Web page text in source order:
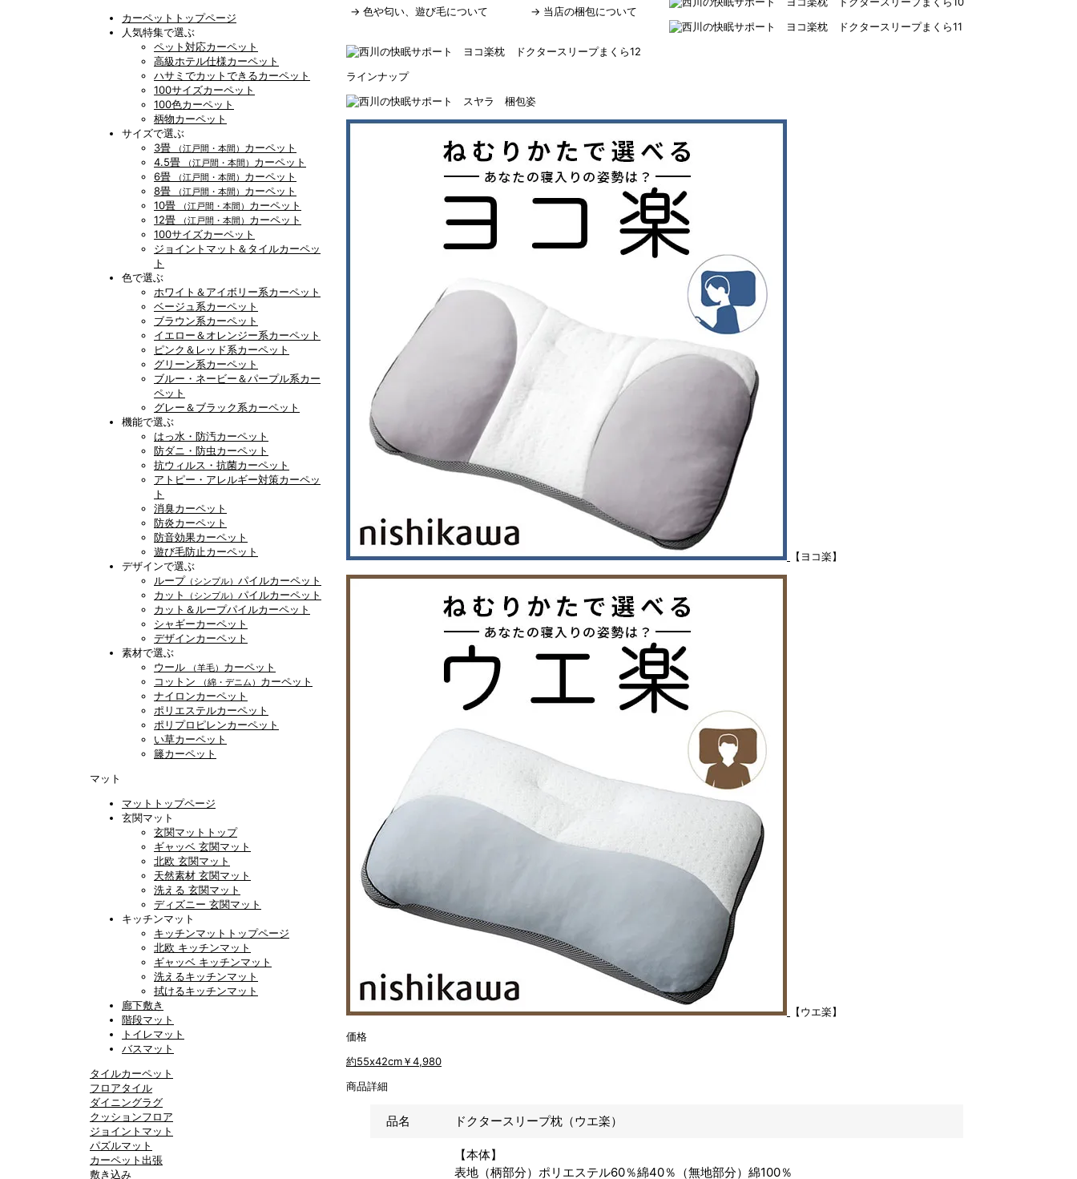
カーペットトップページ
人気特集で選ぶ
ペット対応カーペット
高級ホテル仕様カーペット
ハサミでカットできるカーペット
100サイズカーペット
100色カーペット
柄物カーペット
サイズで選ぶ
3畳
（江戸間・本間） カーペット
4.5畳
（江戸間・本間） カーペット
6畳
（江戸間・本間） カーペット
8畳
（江戸間・本間） カーペット
10畳
（江戸間・本間） カーペット
12畳
（江戸間・本間） カーペット
100サイズカーペット
ジョイントマット＆タイルカーペッ
ト
色で選ぶ
ホワイト＆アイボリー系カーペット
ベージュ系カーペット
ブラウン系カーペット
イエロー＆オレンジー系カーペット
ピンク＆レッド系カーペット
グリーン系カーペット
ブルー・ネービー＆パープル系カー
ペット
グレー＆ブラック系カーペット
機能で選ぶ
はっ水・防汚カーペット
防ダニ・防虫カーペット
抗ウィルス・抗菌カーペット
アトピー・アレルギー対策カーペッ
ト
消臭カーペット
防炎カーペット
防音効果カーペット
遊び毛防止カーペット
デザインで選ぶ
ループ （シンプル） パイルカーペット
カット
（シンプル） パイルカーペット
カット＆ループパイルカーペット
シャギーカーペット
デザインカーペット
素材で選ぶ
ウール
（羊毛） カーペット
コットン
（綿・デニム） カーペット
ナイロンカーペット
ポリエステルカーペット
ポリプロピレンカーペット
い草カーペット
籐カーペット
マット
マットトップページ
玄関マット
玄関マットトップ
ギャッベ 玄関マット
北欧 玄関マット
天然素材 玄関マット
洗える 玄関マット
ディズニー 玄関マット
キッチンマット
キッチンマットトップページ
北欧 キッチンマット
ギャッベ キッチンマット
洗えるキッチンマット
拭けるキッチンマット
廊下敷き
階段マット
トイレマット
バスマット
タイルカーペット
フロアタイル
ダイニングラグ
クッションフロア
ジョイントマット
パズルマット
カーペット出張
敷き込み
→ 色や匂い、遊び毛について → 当店の梱包について
ラインナップ
【ヨコ楽】
【ウエ楽】
価格
約55x42cm￥4,980
商品詳細
品名 ドクタースリープ枕（ウエ楽）
【本体】
表地（柄部分）ポリエステル60％綿40％（無地部分）綿100％